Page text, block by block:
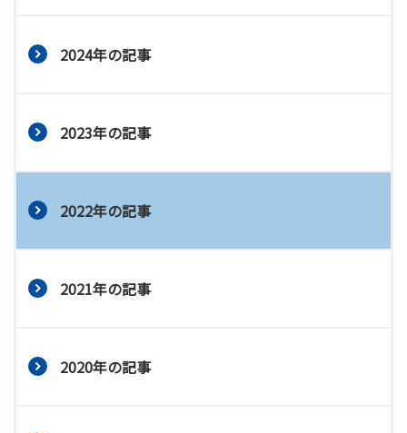
2024年の記事
2023年の記事
2022年の記事
2021年の記事
2020年の記事